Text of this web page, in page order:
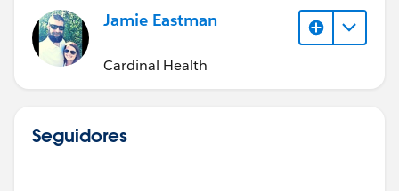
Jamie Eastman
Cardinal Health
Seguidores